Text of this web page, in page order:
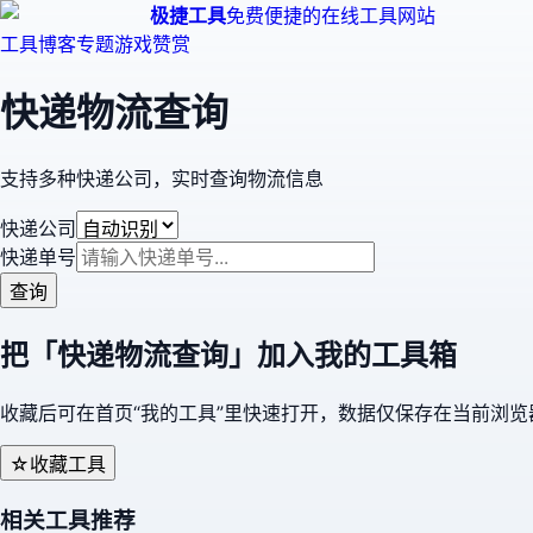
极捷工具免费便捷的在线工具网站
工具博客专题游戏赞赏
快递物流查询
支持多种快递公司，实时查询物流信息
快递公司
快递单号
查询
把「快递物流查询 」加入我的工具箱
收藏后可在首页“我的工具”里快速打开，数据仅保存在当前浏
☆收藏工具
相关工具推荐